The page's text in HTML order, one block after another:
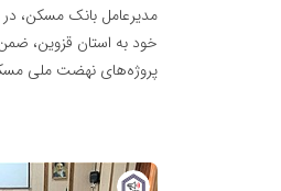
مدیرعامل بانک مسکن،
خود به استان قزوین، ضمن
پروژه‌های نهضت ملی